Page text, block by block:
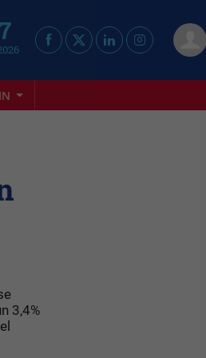
3,4%